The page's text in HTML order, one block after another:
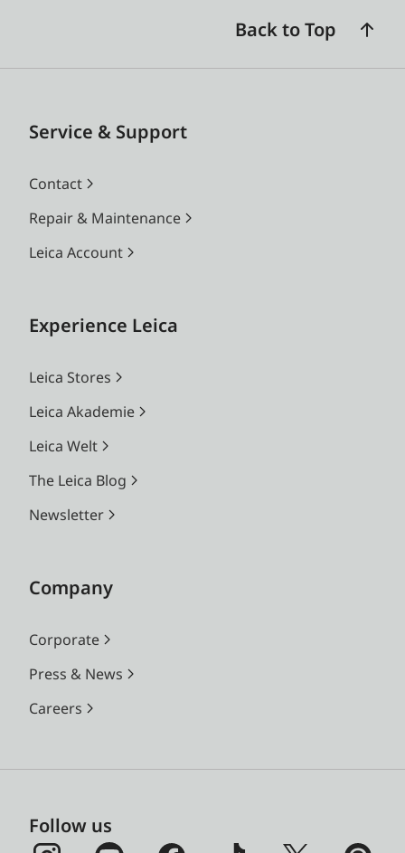
Back to Top
Service & Support
Contact
Repair & Maintenance
Leica Account
Experience Leica
Leica Stores
Leica Akademie
Leica Welt
The Leica Blog
Newsletter
Company
Corporate
Press & News
Careers
Follow us